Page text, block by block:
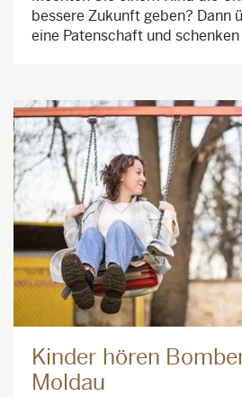
bessere Zukunft geben? Dann
eine Patenschaft und
Kinder hören
Moldau